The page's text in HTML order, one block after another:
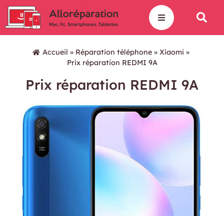
Accueil » Réparation téléphone » Xiaomi »
Prix réparation REDMI 9A
Prix réparation REDMI 9A